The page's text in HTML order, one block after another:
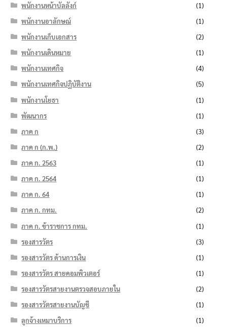
พนักงานหน้าบัลลังก์
(1)
พนักงานอาลักษณ์
(1)
พนักงานเก็บเอกสาร
(2)
พนักงานเดินหมาย
(1)
พนักงานเทศกิจ
(4)
พนักงานเทศกิจปฏิบัติงาน
(5)
พนักงานโยธา
(1)
พัฒนากร
(1)
ภาค ก
(3)
ภาค ก (ก.พ.)
(2)
ภาค ก. 2563
(1)
ภาค ก. 2564
(1)
ภาค ก. 64
(1)
ภาค ก. กทม.
(2)
ภาค ก. ข้าราชการ กทม.
(1)
รองสารวัตร
(3)
รองสารวัตร ด้านการเงิน
(1)
รองสารวัตร สายคอมพิวเตอร์
(1)
รองสารวัตรสายงานตรวจสอบภายใน
(2)
รองสารวัตรสายงานบัญชี
(1)
ลูกจ้างเหมาบริการ
(1)